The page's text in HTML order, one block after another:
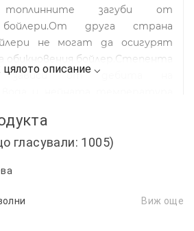
топлинните загуби от
бойлери.От друга страна
не могат да осигурят
обикновения бойлер.Степента
зависи от дебита на
когато е нужна висока
да се пусне по
да се пусне по-
плюс на поточните
вода никога не свършва.
1005)
Виж още